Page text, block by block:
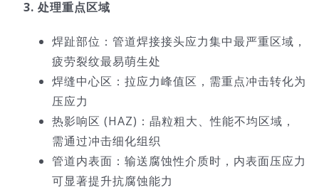
3. 处理重点区域
焊趾部位：管道焊接接头应力集中最严重区域，
疲劳裂纹最易萌生处
焊缝中心区：拉应力峰值区，需重点冲击转化为
压应力
热影响区 (HAZ)：晶粒粗大、性能不均区域，
需通过冲击细化组织
管道内表面：输送腐蚀性介质时，内表面压应力
可显著提升抗腐蚀能力